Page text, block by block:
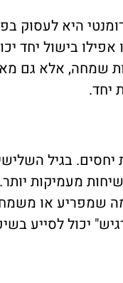
היא לעסוק
בישול יחד
שמחה, אלא גם
יחד.
בגיל
מעמיקות
שמפריע או משמח,
יכול לסייע